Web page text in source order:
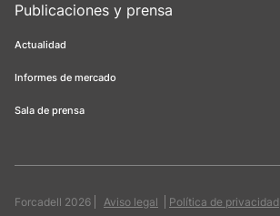
Publicaciones y prensa
Actualidad
Informes de mercado
Sala de prensa
Forcadell 2026 Aviso legal Política de privacidad